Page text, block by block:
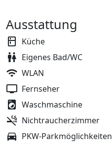
Ausstattung
Küche
Eigenes Bad/WC
WLAN
Fernseher
Waschmaschine
Nichtraucherzimmer
PKW-Parkmöglichkeiten